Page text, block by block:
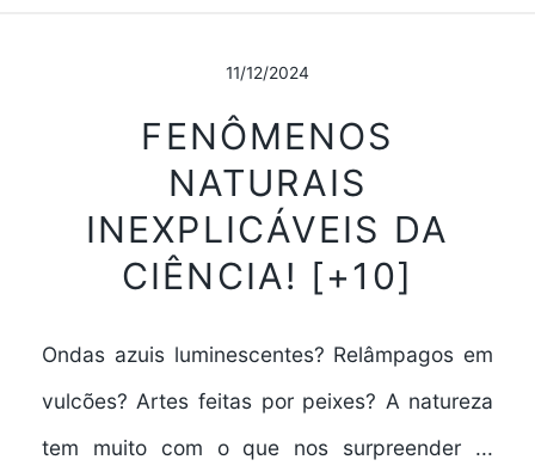
11/12/2024
FENÔMENOS
NATURAIS
INEXPLICÁVEIS DA
CIÊNCIA! [+10]
Ondas azuis luminescentes? Relâmpagos em
vulcões? Artes feitas por peixes? A natureza
tem muito com o que nos surpreender ...